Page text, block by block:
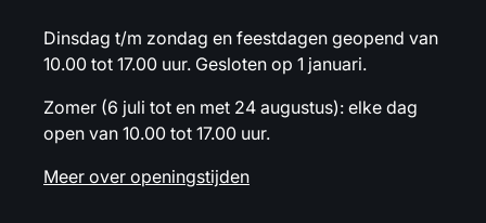
Dinsdag t/m zondag en feestdagen geopend van
10.00 tot 17.00 uur. Gesloten op 1 januari.
Zomer (6 juli tot en met 24 augustus): elke dag
open van 10.00 tot 17.00 uur.
Meer over openingstijden